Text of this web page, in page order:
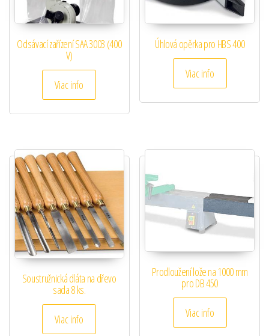
Odsávací zařízení SAA 3003 (400
V)
Viac info
Úhlová opěrka pro HBS 400
Viac info
Soustružnická dláta na dřevo
sada 8 ks.
Viac info
Prodloužení lože na 1000 mm
pro DB 450
Viac info